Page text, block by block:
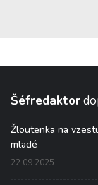
Šéfredaktor
Žloutenka na
mladé
22.09.2025